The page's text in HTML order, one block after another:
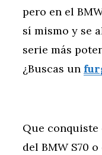
pero en el
sí mismo y se
serie más
¿Buscas un
Que conquiste
del BMW S70